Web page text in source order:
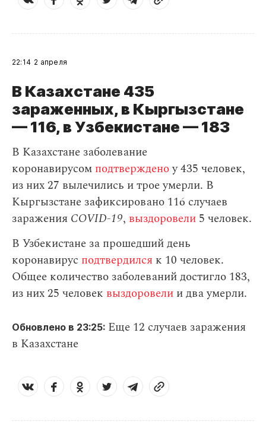
22:14 2 апреля
В Казахстане 435
зараженных, в Кыргызстане
— 116, в Узбекистане — 183
В Казахстане заболевание
коронавирусом подтвержденоу 435 человек,
из них 27 вылечились и трое умерли. В
Кыргызстане зафиксировано 116 случаев
заражения СOVID-19, выздоровели 5 человек.
В Узбекистане за прошедший день
коронавирус подтвердился к 10 человек.
Общее количество заболеваний достигло 183,
из них 25 человек выздоровели и два умерли.
Обновлено в 23:25: Еще 12 случаев заражения
в Казахстане